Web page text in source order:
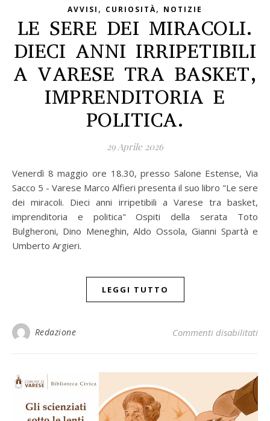
AVVISI , CURIOSITÀ, NOTIZIE
LE SERE DEI MIRACOLI.
DIECI ANNI IRRIPETIBILI
A VARESE TRA BASKET,
IMPRENDITORIA E
POLITICA.
29 Aprile 2026
Venerdì 8 maggio ore 18.30, presso Salone Estense, Via
Sacco 5 - Varese Marco Alfieri presenta il suo libro "Le sere
dei miracoli. Dieci anni irripetibili a Varese tra basket,
imprenditoria e politica" Ospiti della serata Toto
Bulgheroni, Dino Meneghin, Aldo Ossola, Gianni Spartà e
Umberto Argieri.
LEGGI TUTTO
Redazione Commenti disabilitati